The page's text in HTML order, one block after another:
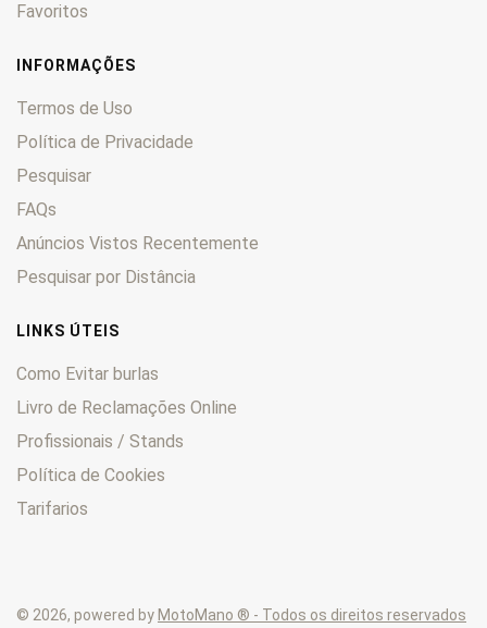
Favoritos
INFORMAÇÕES
Termos de Uso
Política de Privacidade
Pesquisar
FAQs
Anúncios Vistos Recentemente
Pesquisar por Distância
LINKS ÚTEIS
Como Evitar burlas
Livro de Reclamações Online
Profissionais / Stands
Política de Cookies
Tarifarios
© 2026, powered by MotoMano ® - Todos os direitos reservados